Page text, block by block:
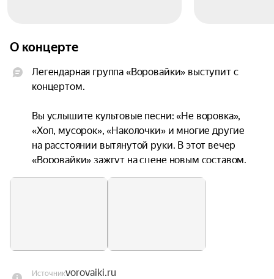
О концерте
Легендарная группа «Воровайки» выступит с
концертом.
Вы услышите культовые песни: «Не воровка»,
«Хоп, мусорок», «Наколочки» и многие другие
на расстоянии вытянутой руки. В этот вечер
«Воровайки» зажгут на сцене новым составом,
сохраняя всё тот же дух и исполняя любимые
эмоции зашкаливают.
Источникvorovaiki.ru